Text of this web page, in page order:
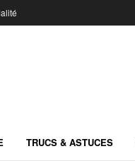
TRUCS & ASTUCES